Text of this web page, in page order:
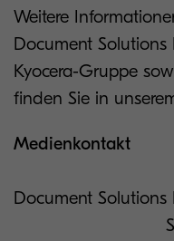
Weitere
Document
Kyocera-Gruppe
finden Sie in
Document